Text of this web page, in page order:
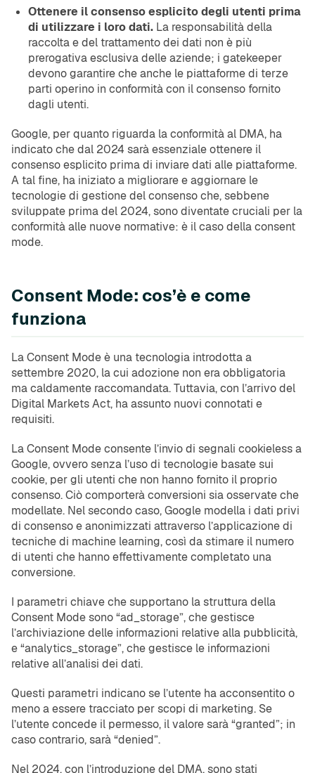
Ottenere il consenso esplicito degli utenti prima
di utilizzare i loro dati. La responsabilità della
raccolta e del trattamento dei dati non è più
prerogativa esclusiva delle aziende; i gatekeeper
devono garantire che anche le piattaforme di terze
parti operino in conformità con il consenso fornito
dagli utenti.
Google, per quanto riguarda la conformità al DMA, ha
indicato che dal 2024 sarà essenziale ottenere il
consenso esplicito prima di inviare dati alle piattaforme.
A tal fine, ha iniziato a migliorare e aggiornare le
tecnologie di gestione del consenso che, sebbene
sviluppate prima del 2024, sono diventate cruciali per la
conformità alle nuove normative: è il caso della consent
mode.
Consent Mode: cos’è e come
funziona
La Consent Mode è una tecnologia introdotta a
settembre 2020, la cui adozione non era obbligatoria
ma caldamente raccomandata. Tuttavia, con l’arrivo del
Digital Markets Act, ha assunto nuovi connotati e
requisiti.
La Consent Mode consente l’invio di segnali cookieless a
Google, ovvero senza l’uso di tecnologie basate sui
cookie, per gli utenti che non hanno fornito il proprio
consenso. Ciò comporterà conversioni sia osservate che
modellate. Nel secondo caso, Google modella i dati privi
di consenso e anonimizzati attraverso l’applicazione di
tecniche di machine learning, così da stimare il numero
di utenti che hanno effettivamente completato una
conversione.
I parametri chiave che supportano la struttura della
Consent Mode sono “ad_storage”, che gestisce
l’archiviazione delle informazioni relative alla pubblicità,
e “analytics_storage”, che gestisce le informazioni
relative all’analisi dei dati.
Questi parametri indicano se l’utente ha acconsentito o
meno a essere tracciato per scopi di marketing. Se
l’utente concede il permesso, il valore sarà “granted”; in
caso contrario, sarà “denied”.
Nel 2024, con l’introduzione del DMA, sono stati